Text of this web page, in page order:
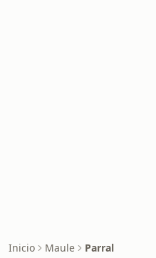
Inicio Maule Parral